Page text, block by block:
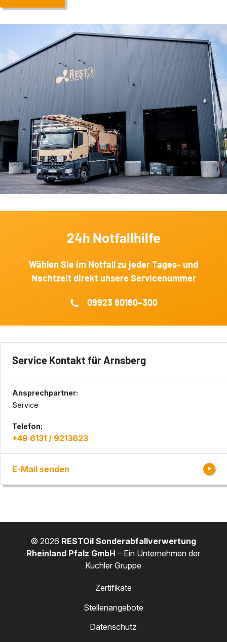
24h Notfallhilfe
Wählen Sie im Notfall zu jeder Tages‐ und
Nachtzeit direkt unsere Servicenummer
09923 80180–300
Service Kontakt für Arnsberg
Ansprechpartner:
Service
Telefon:
+49 6131 / 9213623
E-Mail senden
© 2026 RESTOil Sonderabfallverwertung
Rheinland Pfalz GmbH – Ein Unternehmen der
Kuchler Gruppe
Zertifikate
Stellenangebote
Datenschutz